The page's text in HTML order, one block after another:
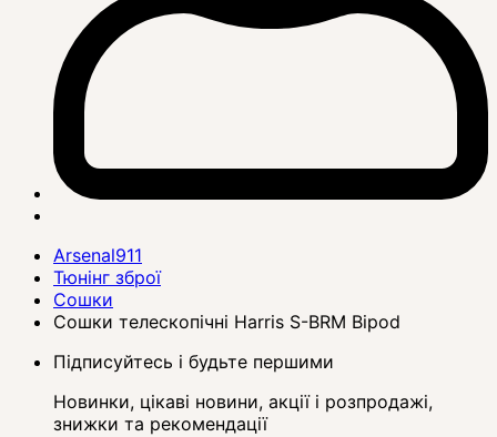
Arsenal911
Тюнінг зброї
Сошки
Сошки телескопічні Harris S-BRM Bipod
Підписуйтесь і будьте першими
Новинки, цікаві новини, акції і розпродажі,
знижки та рекомендації